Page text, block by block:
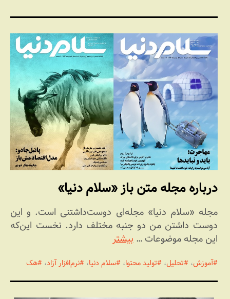
درباره مجله متن باز «سلام دنیا»
مجله «سلام دنیا» مجله‌ای دوست‌داشتنی است. و این
دوست داشتن من دو جنبه مختلف دارد. نخست این‌که
این مجله موضوعات …بیشتر
آموزش، تحلیل، تولید محتوا، سلام دنیا، نرم‌افزار آزاد، هک